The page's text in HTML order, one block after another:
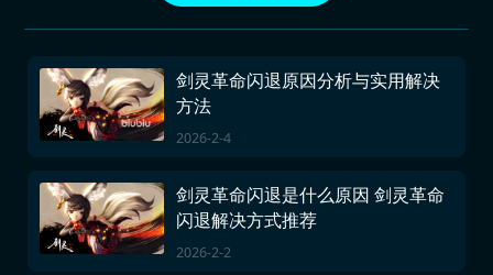
剑灵革命闪退原因分析与实用解决
方法
2026-2-4
剑灵革命闪退是什么原因 剑灵革命
闪退解决方式推荐
2026-2-2